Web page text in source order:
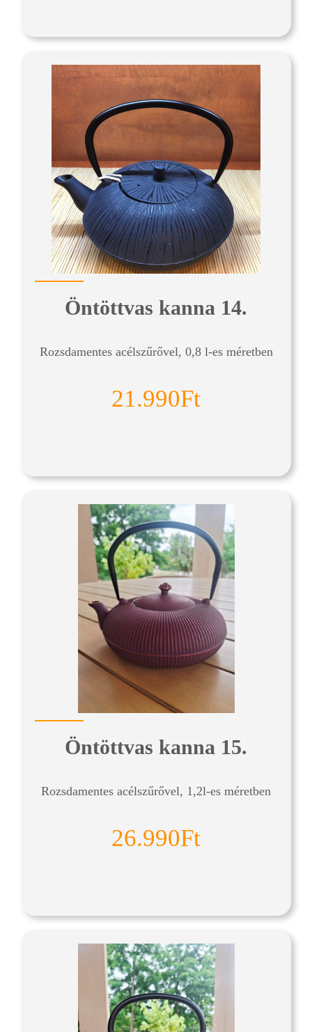
Öntöttvas kanna 14.
Rozsdamentes acélszűrővel, 0,8 l-es méretben
21.990Ft
Öntöttvas kanna 15.
Rozsdamentes acélszűrővel, 1,2l-es méretben
26.990Ft